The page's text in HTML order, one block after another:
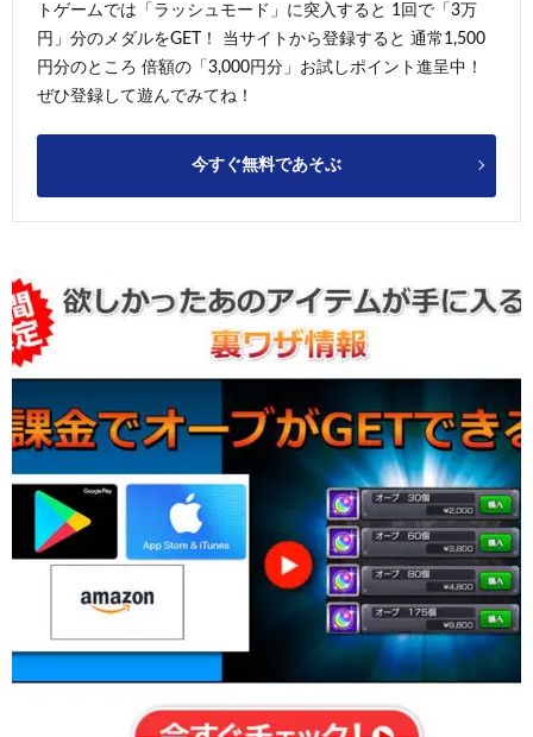
トゲームでは「ラッシュモード」に突入すると 1回で「3万
円」分のメダルをGET！ 当サイトから登録すると 通常1,500
円分のところ 倍額の「3,000円分」お試しポイント進呈中！
ぜひ登録して遊んでみてね！
今すぐ無料であそぶ